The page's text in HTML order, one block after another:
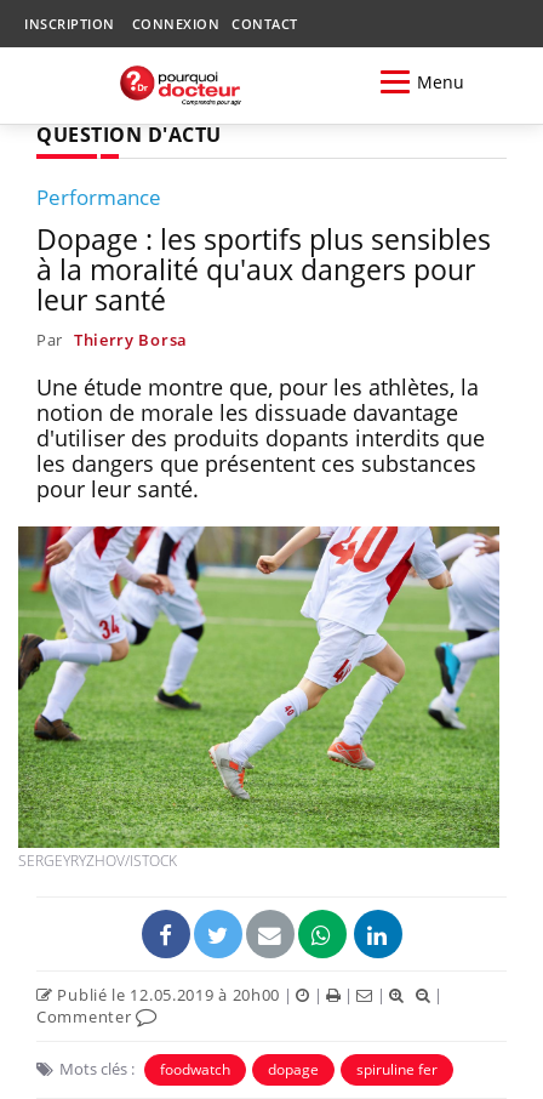
INSCRIPTION CONNEXION CONTACT
Menu
QUESTION D'ACTU
Performance
Dopage : les sportifs plus sensibles
à la moralité qu'aux dangers pour
leur santé
Par Thierry Borsa
Une étude montre que, pour les athlètes, la
notion de morale les dissuade davantage
d'utiliser des produits dopants interdits que
les dangers que présentent ces substances
pour leur santé.
SERGEYRYZHOV/ISTOCK
Publié le 12.05.2019 à 20h00 | | | |
|
Commenter
Mots clés : foodwatch dopage spiruline fer